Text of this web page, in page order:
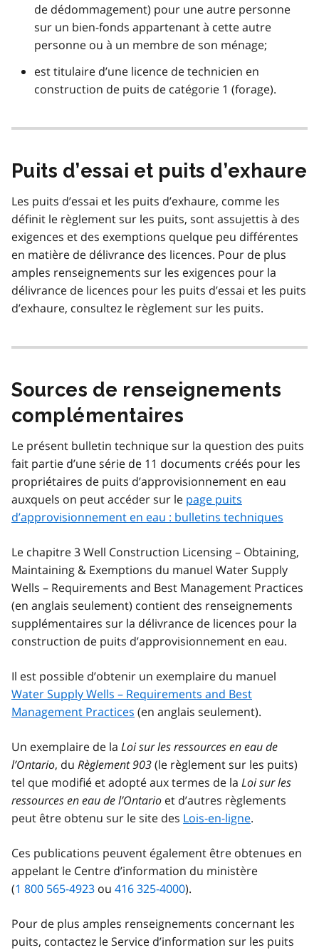
de dédommagement) pour une autre personne
sur un bien-fonds appartenant à cette autre
personne ou à un membre de son ménage;
est titulaire d’une licence de technicien en
construction de puits de catégorie 1 (forage).
Puits d’essai et puits d’exhaure
Les puits d’essai et les puits d’exhaure, comme les
définit le règlement sur les puits, sont assujettis à des
exigences et des exemptions quelque peu différentes
en matière de délivrance des licences. Pour de plus
amples renseignements sur les exigences pour la
délivrance de licences pour les puits d’essai et les puits
d’exhaure, consultez le règlement sur les puits.
Sources de renseignements
complémentaires
Le présent bulletin technique sur la question des puits
fait partie d’une série de 11 documents créés pour les
propriétaires de puits d’approvisionnement en eau
auxquels on peut accéder sur le page puits
d’approvisionnement en eau : bulletins techniques
Le chapitre 3Well Construction Licensing – Obtaining,
Maintaining & Exemptions du manuel Water Supply
Wells – Requirements and Best Management Practices
(en anglais seulement) contient des renseignements
supplémentaires sur la délivrance de licences pour la
construction de puits d’approvisionnement en eau.
Il est possible d’obtenir un exemplaire du manuel
Water Supply Wells – Requirements and Best
Management Practices (en anglais seulement).
Un exemplaire de la Loi sur les ressources en eau de
l’Ontario, du Règlement 903(le règlement sur les puits)
tel que modifié et adopté aux termes de la Loi sur les
ressources en eau de l’Ontario et d’autres règlements
peut être obtenu sur le site des Lois-en-ligne.
Ces publications peuvent également être obtenues en
appelant le Centre d’information du ministère
(1 800 565-4923 ou 416 325-4000).
Pour de plus amples renseignements concernant les
puits, contactez le Service d’information sur les puits